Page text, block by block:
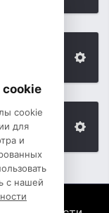
cookie
cookie
для
и
с нашей